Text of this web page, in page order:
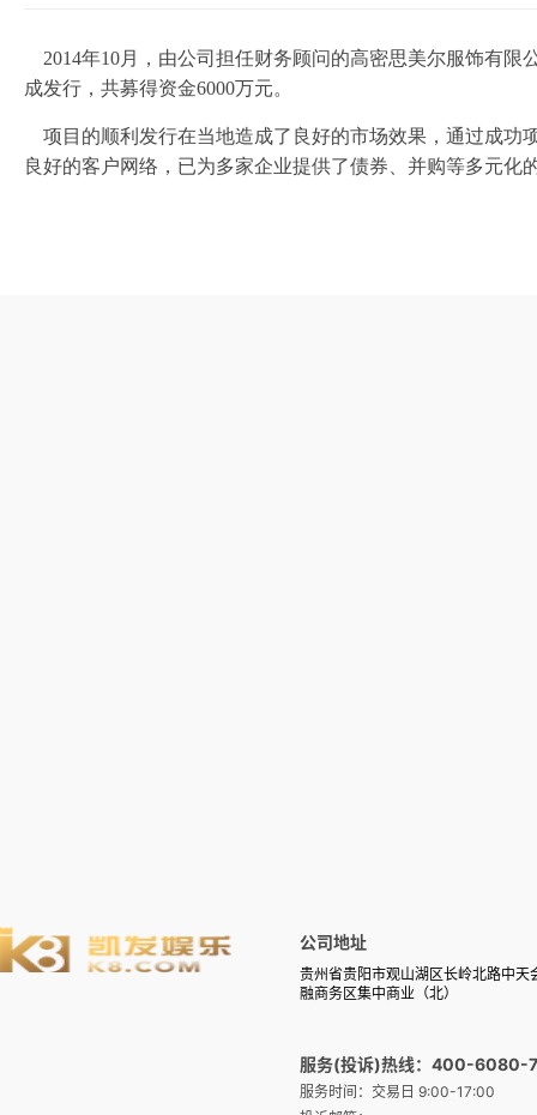
2014年10月，由公司担任财务顾问的高密思美尔服饰有限
成发行，共募得资金6000万元。
项目的顺利发行在当地造成了良好的市场效果，通过成功
良好的客户网络，已为多家企业提供了债券、并购等多元化
公司地址
贵州省贵阳市观山湖区长岭北路中天
融商务区集中商业（北）
服务(投诉)热线：400-6080-
服务时间：交易日 9:00-17:00